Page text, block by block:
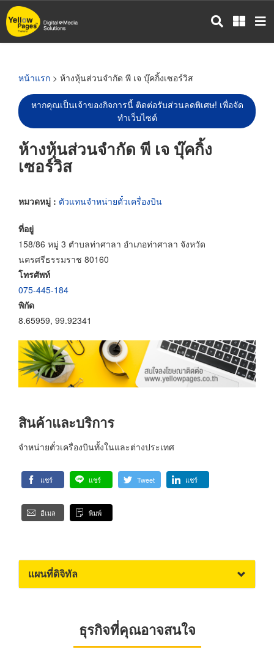
ข้าม
ไป
หน้าแรก > ห้างหุ้นส่วนจำกัด พี เจ บุ๊คกิ้งเซอร์วิส
หากคุณเป็นเจ้าของกิจการนี้ ติดต่อรับส่วนลดพิเศษ! เพื่อจัด
ทำเว็บไซต์
ห้างหุ้นส่วนจำกัด พี เจ บุ๊คกิ้ง
เซอร์วิส
หมวดหมู่ : ตัวแทนจำหน่ายตั๋วเครื่องบิน
ที่อยู่
158/86 หมู่ 3 ตำบลท่าศาลา อำเภอท่าศาลา จังหวัด
นครศรีธรรมราช 80160
โทรศัพท์
075-445-184
พิกัด
8.65959, 99.92341
สินค้าและบริการ
จำหน่ายตั๋วเครื่องบินทั้งในและต่างประเทศ
แชร์ แชร์ Tweet แชร์
อีเมล พิมพ์
แผนที่ดิจิทัล
ธุรกิจที่คุณอาจสนใจ